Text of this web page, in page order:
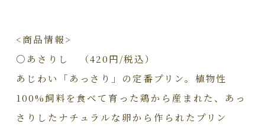
<商品情報>
○あさりし （420円/税込）
あじわい「あっさり」の定番プリン。植物性
100%飼料を食べて育った鶏から産まれた、あっ
さりしたナチュラルな卵から作られたプリン